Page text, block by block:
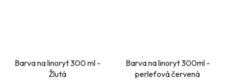
Barva na linoryt 300 ml -
Žlutá
Barva na linoryt 300ml -
perleťová červená